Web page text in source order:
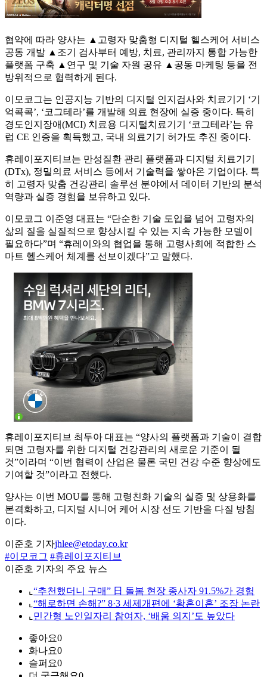
협약에 따라 양사는 ▲고령자 맞춤형 디지털 헬스케어 서비스
공동 개발 ▲조기 검사부터 예방, 치료, 관리까지 통합 가능한
플랫폼 구축 ▲연구 및 기술 자원 공유 ▲공동 마케팅 등을 전
방위적으로 협력하게 된다.
이모코그는 인공지능 기반의 디지털 인지검사와 치료기기 ‘기
억콕콕’, ‘코그테라’를 개발해 의료 현장에 실증 중이다. 특히
경도인지장애(MCI) 치료용 디지털치료기기 ‘코그테라’는 유
럽 CE 인증을 획득했고, 국내 의료기기 허가도 추진 중이다.
휴레이포지티브는 만성질환 관리 플랫폼과 디지털 치료기기
(DTx), 정밀의료 서비스 등에서 기술력을 쌓아온 기업이다. 특
히 고령자 맞춤 건강관리 솔루션 분야에서 데이터 기반의 분석
역량과 실증 경험을 보유하고 있다.
이모코그 이준영 대표는 “단순한 기술 도입을 넘어 고령자의
삶의 질을 실질적으로 향상시킬 수 있는 지속 가능한 모델이
필요하다”며 “휴레이와의 협업을 통해 고령사회에 적합한 스
마트 헬스케어 체계를 선보이겠다”고 말했다.
휴레이포지티브 최두아 대표는 “양사의 플랫폼과 기술이 결합
되면 고령자를 위한 디지털 건강관리의 새로운 기준이 될
것”이라며 “이번 협력이 산업은 물론 국민 건강 수준 향상에도
기여할 것”이라고 전했다.
양사는 이번 MOU를 통해 고령친화 기술의 실증 및 상용화를
본격화하고, 디지털 시니어 케어 시장 선도 기반을 다질 방침
이다.
이준호 기자jhlee@etoday.co.kr
#이모코그 #휴레이포지티브
이준호 기자의 주요 뉴스
⌞ “추천했더니 구매” 日 돌봄 현장 종사자 91.5%가 경험
⌞ “해로하면 손해?” 8·3 세제개편에 ‘황혼이혼’ 조장 논란
⌞ 민간형 노인일자리 참여자, ‘배움 의지’도 높았다
좋아요0
화나요0
슬퍼요0